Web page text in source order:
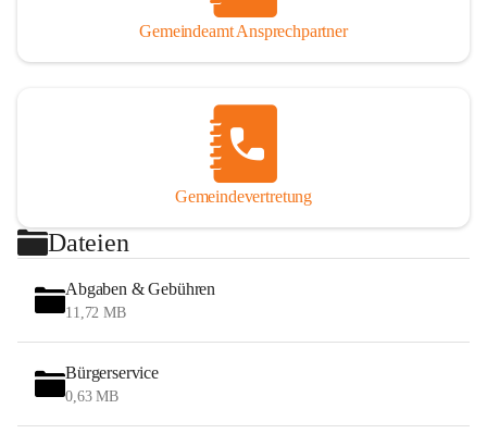
Gemeindeamt Ansprechpartner
Gemeindevertretung
Dateien
Abgaben & Gebühren
11,72 MB
Bürgerservice
0,63 MB